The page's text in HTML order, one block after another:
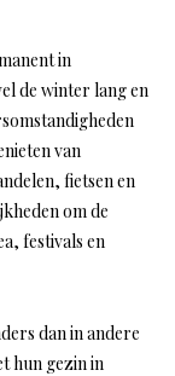
in
de winter lang en
van
fietsen en
om de
festivals en
dan in andere
hun gezin in